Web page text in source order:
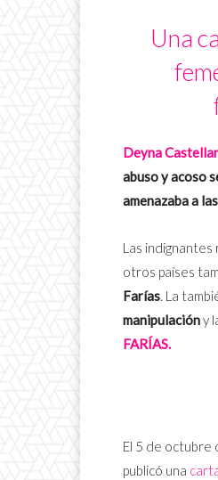
Una
Deyna
abuso y acoso
amenazaba a
Las
otros países
Farías. La
manipulacióny
FARÍAS.
El 5 de octubre
publicó una